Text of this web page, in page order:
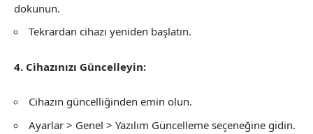
dokunun.
Tekrardan cihazı yeniden başlatın.
4. Cihazınızı Güncelleyin:
Cihazın güncelliğinden emin olun.
Ayarlar > Genel > Yazılım Güncelleme seçeneğine gidin.